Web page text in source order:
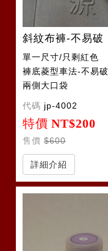
斜紋布褲-不易破
單一尺寸/只剩紅色
褲底菱型車法-不易破
兩側大口袋
代碼 jp-4002
特價 NT$200
售價 $600
詳細介紹